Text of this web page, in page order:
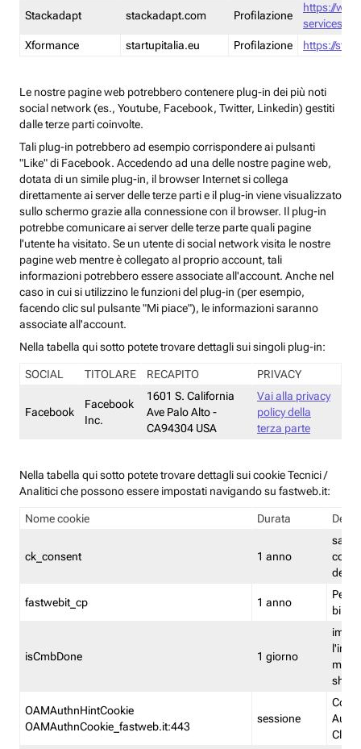
Stackadapt stackadapt.com Profilazione
https://
services-
Xformance
startupitalia.eu Profilazione https://
Le nostre pagine web potrebbero contenere plug-in dei più noti
social network (es., Youtube, Facebook, Twitter, Linkedin) gestiti
dalle terze parti coinvolte.
Tali plug-in potrebbero ad esempio corrispondere ai pulsanti
"Like" di Facebook. Accedendo ad una delle nostre pagine web,
dotata di un simile plug-in, il browser Internet si collega
direttamente ai server delle terze parti e il plug-in viene visualizzato
sullo schermo grazie alla connessione con il browser. Il plug-in
potrebbe comunicare ai server delle terze parte quali pagine
l'utente ha visitato. Se un utente di social network visita le nostre
pagine web mentre è collegato al proprio account, tali
informazioni potrebbero essere associate all'account. Anche nel
caso in cui si utilizzino le funzioni del plug-in (per esempio,
facendo clic sul pulsante "Mi piace"), le informazioni saranno
associate all'account.
Nella tabella qui sotto potete trovare dettagli sui singoli plug-in:
SOCIAL TITOLARE RECAPITO PRIVACY
Facebook
Facebook
Inc.
1601 S. California
Ave Palo Alto -
CA94304 USA
Vai alla privacy
policy della
terza parte
Nella tabella qui sotto potete trovare dettagli sui cookie Tecnici /
Analitici che possono essere impostati navigando su fastweb.it:
Nome cookie Durata
ck_consent 1 anno
salva
dei
fastwebit_cp 1 anno
isCmbDone 1 giorno
shp
OAMAuthnHintCookie
OAMAuthnCookie_fastweb.it:443
sessione